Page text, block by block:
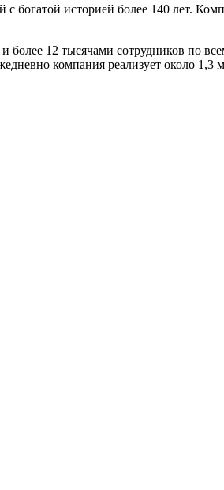
историей более 140 лет.
более 12 тысячами сотрудников по
компания реализует около 1,3